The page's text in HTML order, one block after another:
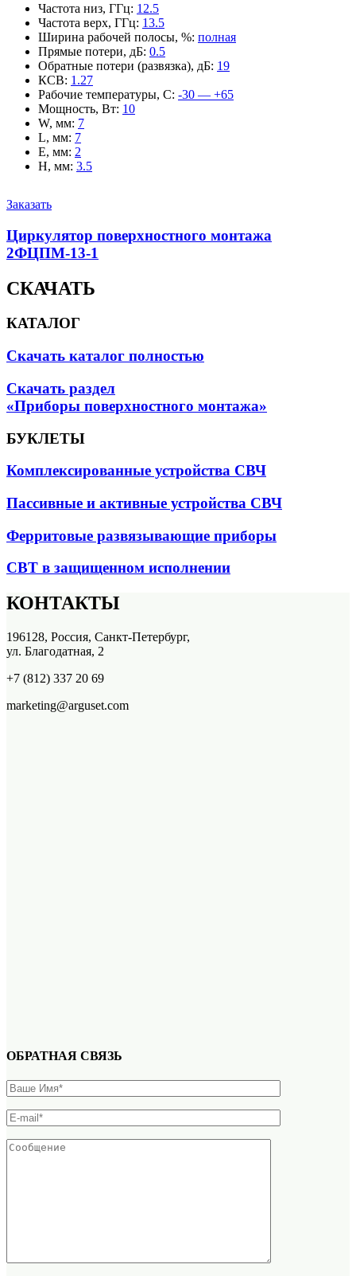
Частота низ, ГГц: 12.5
Частота верх, ГГц: 13.5
Ширина рабочей полосы, %: полная
Прямые потери, дБ: 0.5
Обратные потери (развязка), дБ: 19
КСВ: 1.27
Рабочие температуры, С: -30 — +65
Мощность, Вт: 10
W, мм: 7
L, мм: 7
E, мм: 2
H, мм: 3.5
Заказать
Циркулятор поверхностного монтажа
2ФЦПМ-13-1
СКАЧАТЬ
КАТАЛОГ
Скачать каталог полностью
Скачать раздел
«Приборы поверхностного монтажа»
БУКЛЕТЫ
Комплексированные устройства СВЧ
Пассивные и активные устройства СВЧ
Ферритовые развязывающие приборы
СВТ в защищенном исполнении
КОНТАКТЫ
196128, Россия, Санкт-Петербург,
ул. Благодатная, 2
+7 (812) 337 20 69
marketing@arguset.com
ОБРАТНАЯ СВЯЗЬ